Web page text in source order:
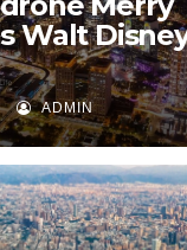
Walt
ADMIN